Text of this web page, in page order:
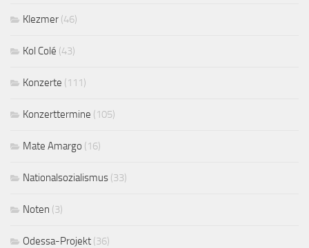
Klezmer (46)
Kol Colé (43)
Konzerte (111)
Konzerttermine (105)
Mate Amargo (16)
Nationalsozialismus (33)
Noten (3)
Odessa-Projekt (36)